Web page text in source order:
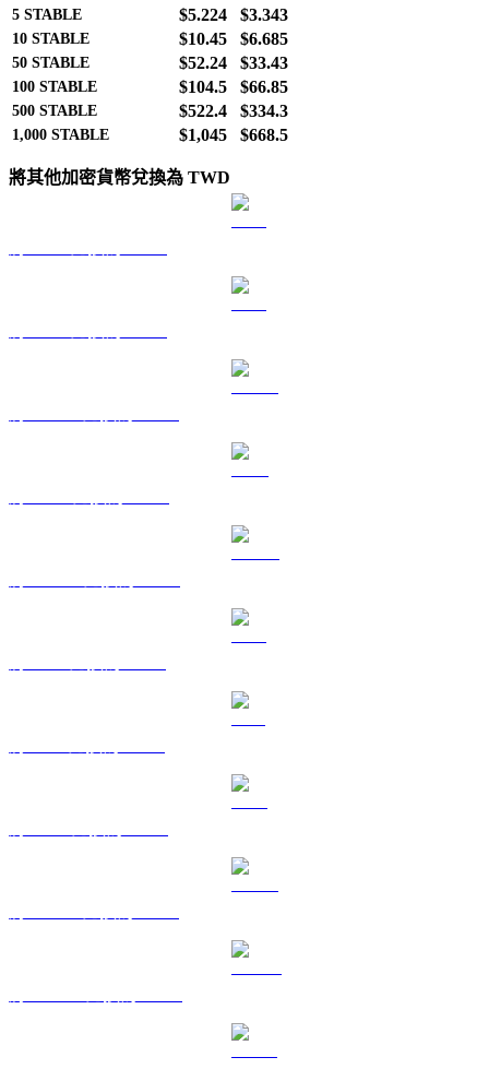
5 STABLE $5.224 $3.343
10 STABLE $10.45 $6.685
50 STABLE $52.24 $33.43
100 STABLE $104.5 $66.85
500 STABLE $522.4 $334.3
1,000 STABLE $1,045 $668.5
將其他加密貨幣兌換為 TWD